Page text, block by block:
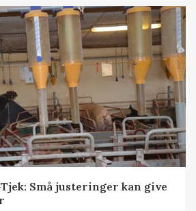
Små justeringer kan give